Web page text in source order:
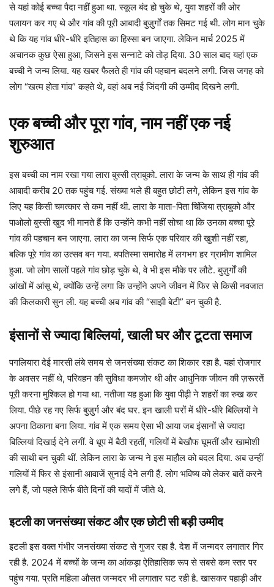
से यहां कोई बच्चा पैदा नहीं हुआ था. स्कूल बंद हो चुके थे, युवा शहरों की ओर
पलायन कर गए थे और गांव की पूरी आबादी बुज़ुर्गों तक सिमट गई थी. लोग मान चुके
थे कि यह गांव धीरे-धीरे इतिहास का हिस्सा बन जाएगा. लेकिन मार्च 2025 में
अचानक कुछ ऐसा हुआ, जिसने इस सन्नाटे को तोड़ दिया. 30 साल बाद यहां एक
बच्ची ने जन्म लिया. यह खबर फैलते ही गांव की पहचान बदलने लगी. जिस जगह को
लोग “खत्म होता गांव” कहते थे, वहां अब नई जिंदगी की उम्मीद दिखने लगी.
एक बच्ची और पूरा गांव, नाम नहीं एक नई
शुरुआत
इस बच्ची का नाम रखा गया लारा बुस्सी त्राबुको. लारा के जन्म के साथ ही गांव की
आबादी करीब 20 तक पहुंच गई. संख्या भले ही बहुत छोटी लगे, लेकिन इस गांव के
लिए यह किसी चमत्कार से कम नहीं थी. लारा के माता-पिता चिंजिया त्राबुको और
पाओलो बुस्सी खुद भी मानते हैं कि उन्होंने कभी नहीं सोचा था कि उनका बच्चा पूरे
गांव की पहचान बन जाएगा. लारा का जन्म सिर्फ एक परिवार की खुशी नहीं रहा,
बल्कि पूरे गांव का उत्सव बन गया. बपतिस्मा समारोह में लगभग हर ग्रामीण शामिल
हुआ. जो लोग सालों पहले गांव छोड़ चुके थे, वे भी इस मौके पर लौटे. बुज़ुर्गों की
आंखों में आंसू थे, क्योंकि उन्हें लगा कि उन्होंने अपने जीवन में फिर से किसी नवजात
की किलकारी सुन ली. यह बच्ची अब गांव की “साझी बेटी” बन चुकी है.
इंसानों से ज्यादा बिल्लियां, खाली घर और टूटता समाज
पगलियारा देई मारसी लंबे समय से जनसंख्या संकट का शिकार रहा है. यहां रोजगार
के अवसर नहीं थे, परिवहन की सुविधा कमजोर थी और आधुनिक जीवन की ज़रूरतें
पूरी करना मुश्किल हो गया था. नतीजा यह हुआ कि युवा पीढ़ी ने शहरों का रुख कर
लिया. पीछे रह गए सिर्फ बुज़ुर्ग और बंद घर. इन खाली घरों में धीरे-धीरे बिल्लियों ने
अपना ठिकाना बना लिया. गांव में एक समय ऐसा भी आया जब इंसानों से ज्यादा
बिल्लियां दिखाई देने लगीं. वे धूप में बैठी रहतीं, गलियों में बेखौफ घूमतीं और खामोशी
की साथी बन चुकी थीं. लेकिन लारा के जन्म ने इस माहौल को बदल दिया. अब उन्हीं
गलियों में फिर से इंसानी आवाजें सुनाई देने लगी हैं. लोग भविष्य को लेकर बातें करने
लगे हैं, जो पहले सिर्फ बीते दिनों की यादों में जीते थे.
इटली का जनसंख्या संकट और एक छोटी सी बड़ी उम्मीद
इटली इस वक्त गंभीर जनसंख्या संकट से गुजर रहा है. देश में जन्मदर लगातार गिर
रही है. 2024 में बच्चों के जन्म का आंकड़ा ऐतिहासिक रूप से सबसे कम स्तर पर
पहुंच गया. प्रति महिला औसत जन्मदर भी लगातार घट रही है. खासकर पहाड़ी और